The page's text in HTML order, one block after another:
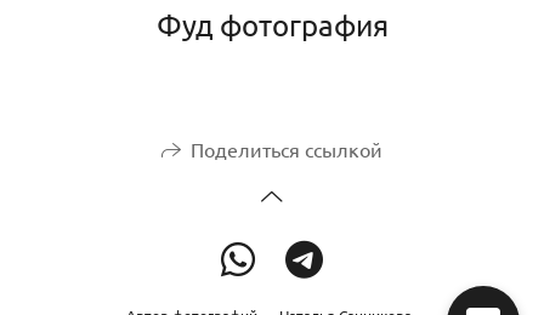
Фуд фотография
Поделиться ссылкой